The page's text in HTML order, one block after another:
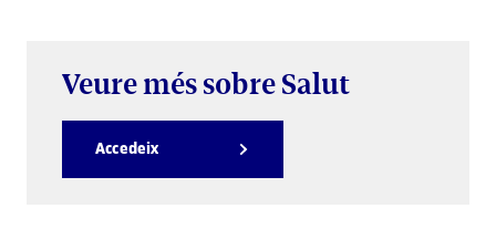
Veure més sobre Salut
Accedeix